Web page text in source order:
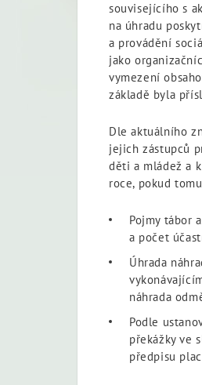
souvisejícího s
na úhradu
a provádění
jako
vymezení
základě byla
Dle aktuálního
jejich zástupců
děti a mládež a
roce, pokud
Pojmy tábor
a počet
Úhrada
náhrada
Podle
překážky ve
předpisu